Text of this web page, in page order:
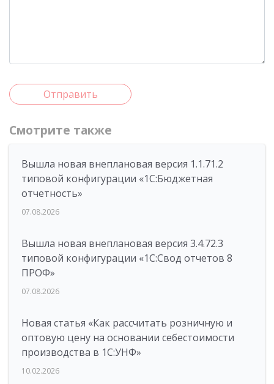
Отправить
Смотрите также
Вышла новая внеплановая версия 1.1.71.2
типовой конфигурации «1C:Бюджетная
отчетность»
07.08.2026
Вышла новая внеплановая версия 3.4.72.3
типовой конфигурации «1C:Свод отчетов 8
ПРОФ»
07.08.2026
Новая статья «Как рассчитать розничную и
оптовую цену на основании себестоимости
производства в 1С:УНФ»
10.02.2026